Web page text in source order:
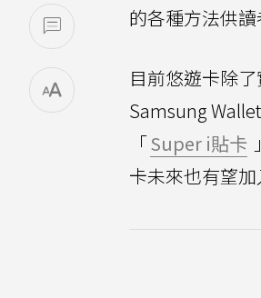
的各種方法供讀
目前悠遊卡除
Samsung
「Super i貼卡
卡未來也有望加